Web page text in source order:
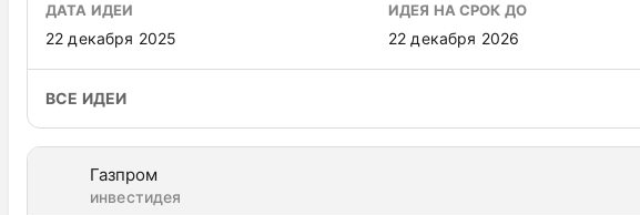
ДАТА ИДЕИ
22 декабря 2025
ИДЕЯ НА СРОК ДО
22 декабря 2026
ВСЕ ИДЕИ
Газпром
инвестидея